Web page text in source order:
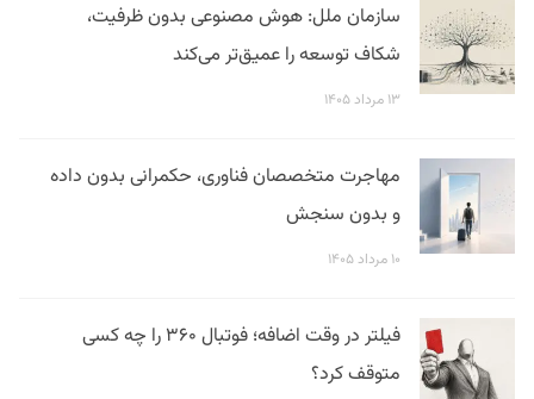
سازمان ملل: هوش مصنوعی بدون ظرفیت،
شکاف توسعه را عمیق‌تر می‌کند
۱۳ مرداد ۱۴۰۵
مهاجرت متخصصان فناوری، حکمرانی بدون داده
و بدون سنجش
۱۰ مرداد ۱۴۰۵
فیلتر در وقت اضافه؛ فوتبال ۳۶۰ را چه کسی
متوقف کرد؟